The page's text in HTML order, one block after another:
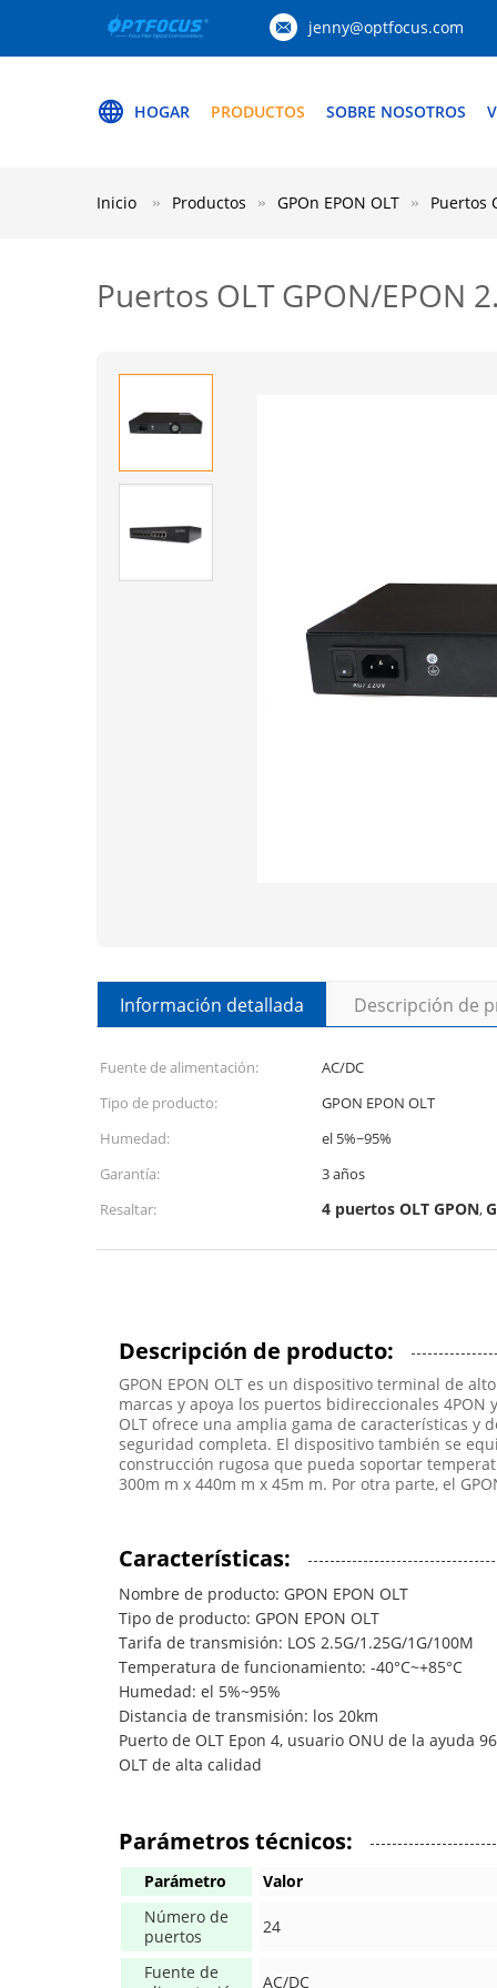
jenny@optfocus.com
HOGAR PRODUCTOS SOBRE NOSOTROS
Inicio Productos GPOn EPON OLT Puertos
Puertos OLT GPON/EPON
Información detallada Descripción de
Fuente de alimentación:
AC/DC
Tipo de producto:
GPON EPON OLT
Humedad:
el 5%~95%
Garantía:
3 años
Resaltar:
4 puertos OLT GPON,
Descripción de producto:
GPON EPON OLT es un dispositivo terminal de
marcas y apoya los puertos bidireccionales 4PON
OLT ofrece una amplia gama de características
seguridad completa. El dispositivo también se
construcción rugosa que pueda soportar
300m m x 440m m x 45m m. Por otra parte, el
Características:
Nombre de producto: GPON EPON OLT
Tipo de producto: GPON EPON OLT
Tarifa de transmisión: LOS 2.5G/1.25G/1G/100M
Temperatura de funcionamiento: -40°C~+85°C
Humedad: el 5%~95%
Distancia de transmisión: los 20km
Puerto de OLT Epon 4, usuario ONU de la ayuda 96
OLT de alta calidad
Parámetros técnicos:
Parámetro
Valor
Número de
puertos
24
Fuente de
AC/DC